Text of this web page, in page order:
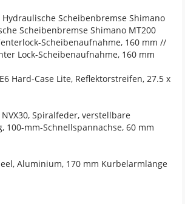
Scheibenbremse Shimano
Scheibenbremse Shimano MT200
Scheibenaufnahme, 160 mm //
Lock-Scheibenaufnahme, 160 mm
Hard-Case Lite, Reflektorstreifen, 27.5 x
Spiralfeder, verstellbare
100-mm-Schnellspannachse, 60 mm
Aluminium, 170 mm Kurbelarmlänge